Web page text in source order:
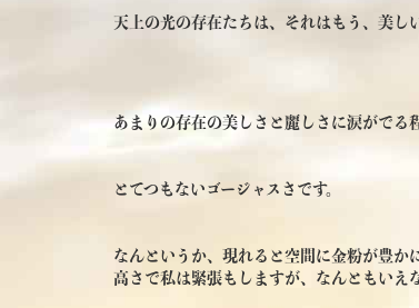
天上の光の存在たちは、それはもう、美し
あまりの存在の美しさと麗しさに涙がでる
とてつもないゴージャスさです。
なんというか、現れると空間に金粉が豊か
高さで私は緊張もしますが、なんともいえ